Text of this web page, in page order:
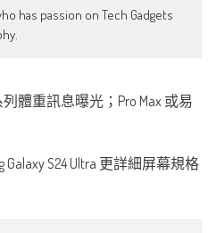
has passion on Tech Gadgets
體重訊息曝光；Pro Max 或易
S24 Ultra 更詳細屏幕規格